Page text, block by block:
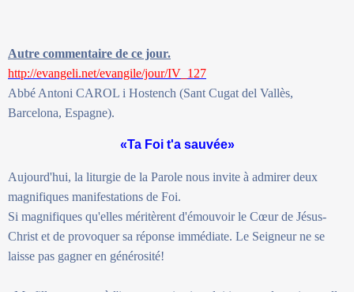
Autre commentaire de ce jour.
http://evangeli.net/evangile/jour/IV_127
Abbé Antoni CAROL i Hostench (Sant Cugat del Vallès,
Barcelona, Espagne).
«Ta Foi t'a sauvée»
Aujourd'hui, la liturgie de la Parole nous invite à admirer deux
magnifiques manifestations de Foi.
Si magnifiques qu'elles méritèrent d'émouvoir le Cœur de Jésus-
Christ et de provoquer sa réponse immédiate. Le Seigneur ne se
laisse pas gagner en générosité!